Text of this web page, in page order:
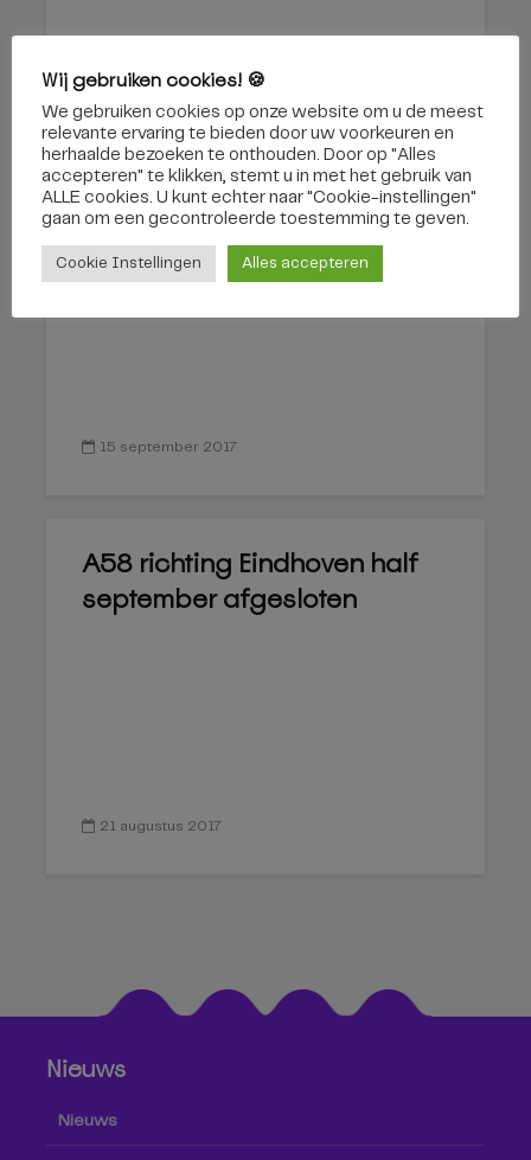
Bredaseweg Tilburg
afgesloten
15 september 2017
A58 richting Eindhoven half
september afgesloten
21 augustus 2017
Nieuws
Nieuws
Wij gebruiken cookies! 🍪
We gebruiken cookies op onze website om u de meest
relevante ervaring te bieden door uw voorkeuren en
herhaalde bezoeken te onthouden. Door op "Alles
accepteren" te klikken, stemt u in met het gebruik van
ALLE cookies. U kunt echter naar "Cookie-instellingen"
gaan om een ​​gecontroleerde toestemming te geven.
Cookie Instellingen Alles accepteren